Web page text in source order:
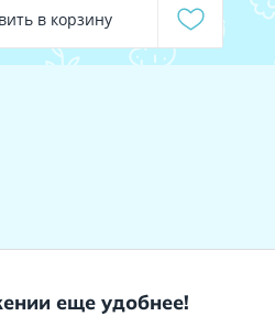
в корзину
еще удобнее!